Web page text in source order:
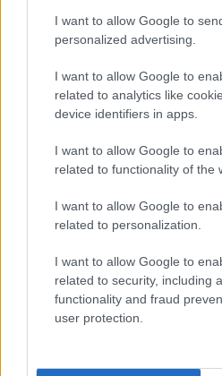
I want to allow Google to
personalized advertising.
I want to allow Google to
related to analytics like
device identifiers in apps.
I want to allow Google to
related to functionality of the
I want to allow Google to
related to personalization.
I want to allow Google to
related to security, including
functionality and fraud
user protection.
31·05·2013 09:34